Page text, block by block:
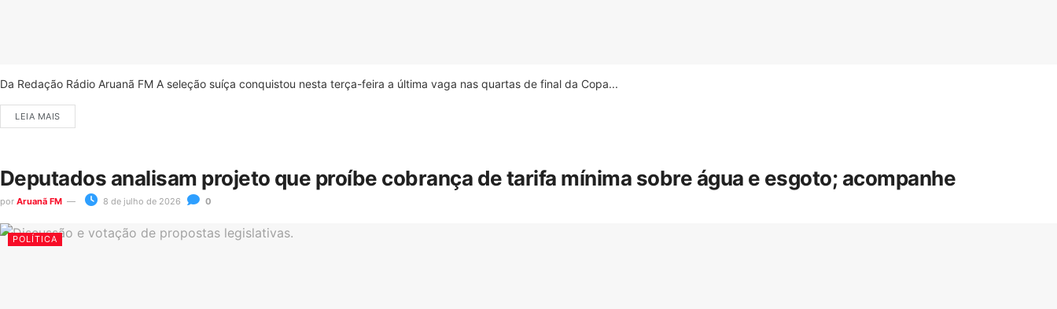
Da Redação Rádio Aruanã FM A seleção suíça conquistou nesta terça-feira a última vaga nas quartas de final da Copa...
LEIA MAIS
Deputados analisam projeto que proíbe cobrança de tarifa mínima sobre água e esgoto; acompanhe
por Aruanã FM 8 de julho de 2026 0
POLÍTICA